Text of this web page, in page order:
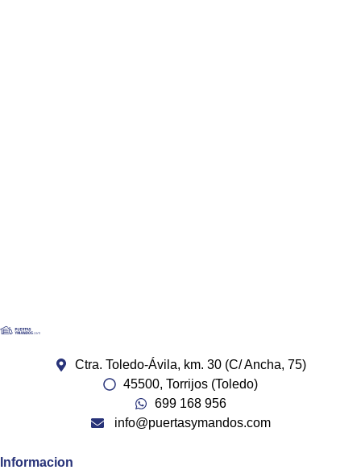
Ctra. Toledo-Ávila, km. 30 (C/ Ancha, 75)
45500, Torrijos (Toledo)
699 168 956
info@puertasymandos.com
Informacion